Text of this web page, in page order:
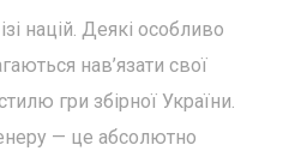
націй. Деякі особливо
нав’язати свої
гри збірної України.
— це абсолютно